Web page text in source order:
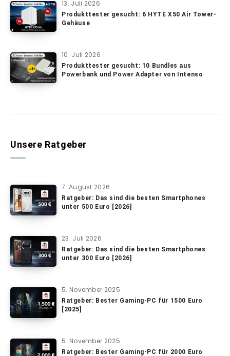
13. Juli 2026
Produkttester gesucht: 6 HYTE X50 Air Tower-
Gehäuse
10. Juli 2026
Produkttester gesucht: 10 Bundles aus
Powerbank und Power Adapter von Intenso
Unsere Ratgeber
7. August 2026
Ratgeber: Das sind die besten Smartphones
unter 500 Euro [2026]
23. Juli 2026
Ratgeber: Das sind die besten Smartphones
unter 300 Euro [2026]
5. November 2025
Ratgeber: Bester Gaming-PC für 1500 Euro
[2025]
5. November 2025
Ratgeber: Bester Gaming-PC für 2000 Euro